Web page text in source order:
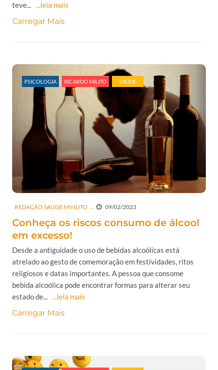
teve... ...leia mais
Carregar Mais
PSICOLOGIA RICARDO MILITO SAÚDE
REDAÇÃO SAÚDE MINUTO 09/02/2023
Conheça os riscos consumo de álcool
em excesso!
Desde a antiguidade o uso de bebidas alcoólicas está
atrelado ao gesto de comemoração em festividades, ritos
religiosos e datas importantes. A pessoa que consome
bebida alcoólica pode encontrar formas para alterar seu
estado de... ...leia mais
Carregar Mais